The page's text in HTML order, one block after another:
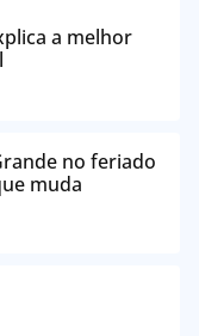
a melhor
no feriado
muda